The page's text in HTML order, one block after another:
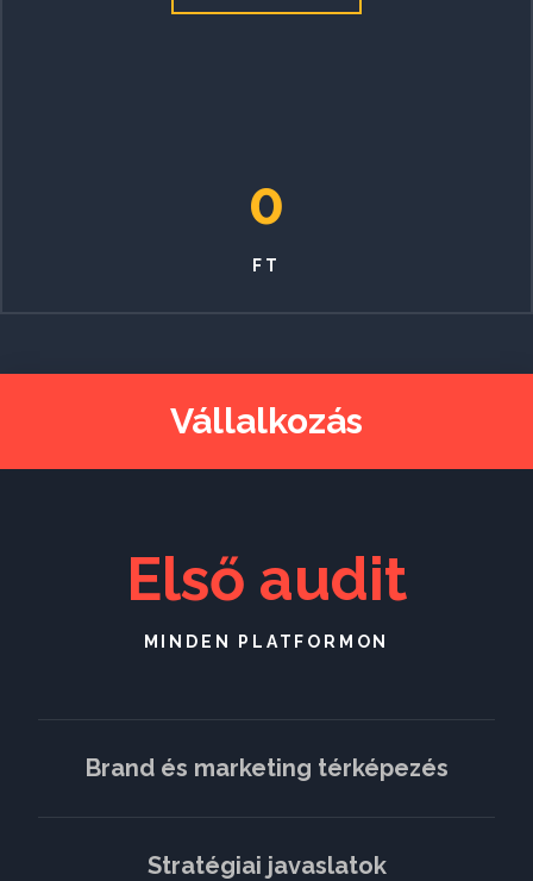
0
FT
Vállalkozás
Első audit
MINDEN PLATFORMON
Brand és marketing térképezés
Stratégiai javaslatok